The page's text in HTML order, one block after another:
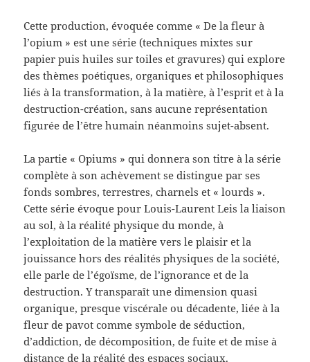
Cette production, évoquée comme « De la fleur à
l’opium » est une série (techniques mixtes sur
papier puis huiles sur toiles et gravures) qui explore
des thèmes poétiques, organiques et philosophiques
liés à la transformation, à la matière, à l’esprit et à la
destruction-création, sans aucune représentation
figurée de l’être humain néanmoins sujet-absent.
La partie « Opiums » qui donnera son titre à la série
complète à son achèvement se distingue par ses
fonds sombres, terrestres, charnels et « lourds ».
Cette série évoque pour Louis-Laurent Leis la liaison
au sol, à la réalité physique du monde, à
l’exploitation de la matière vers le plaisir et la
jouissance hors des réalités physiques de la société,
elle parle de l’égoïsme, de l’ignorance et de la
destruction. Y transparaît une dimension quasi
organique, presque viscérale ou décadente, liée à la
fleur de pavot comme symbole de séduction,
d’addiction, de décomposition, de fuite et de mise à
distance de la réalité des espaces sociaux.